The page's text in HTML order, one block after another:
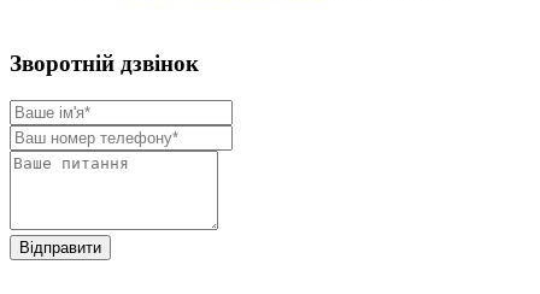
Зворотнiй дзвiнок